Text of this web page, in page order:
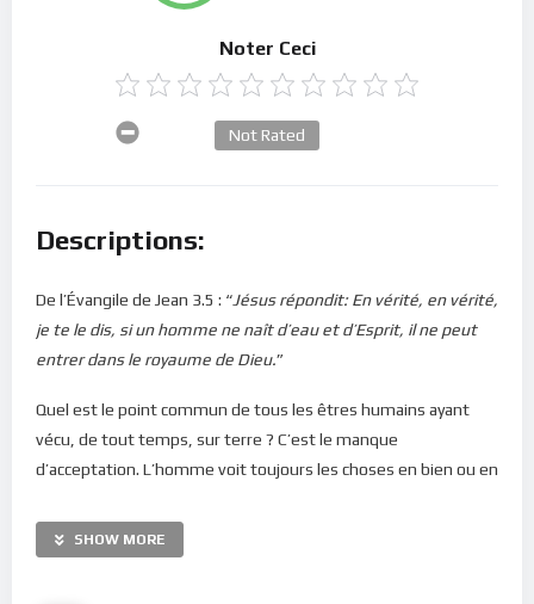
Noter Ceci
Not Rated
Descriptions:
De l’Évangile de Jean 3.5 : “Jésus répondit: En vérité, en vérité,
je te le dis, si un homme ne naît d’eau et d’Esprit, il ne peut
entrer dans le royaume de Dieu.”
Quel est le point commun de tous les êtres humains ayant
vécu, de tout temps, sur terre ? C’est le manque
d’acceptation. L’homme voit toujours les choses en bien ou en
admissible ou inadmissible… Pour nous, le mal ne saurait
exister, pas plus que les “mauvaises” situations ! Pourquoi
SHOW MORE